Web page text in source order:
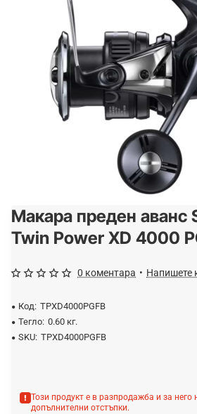
-20%
Макара преден аванс
Twin Power XD 4000
Код: TPXD4000PGFB
Тегло: 0.60 кг.
SKU: TPXD4000PGFB
0 коментара • Напишете
Този продукт е в разпродажба и за него
допълнителни отстъпки.